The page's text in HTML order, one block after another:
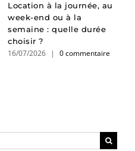
Location à la journée, au
week-end ou à la
semaine : quelle durée
choisir ?
16/07/2026 | 0 commentaire